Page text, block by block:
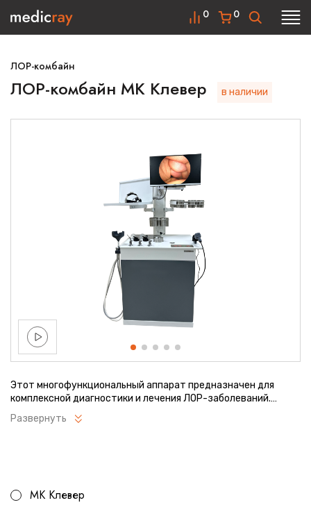
0
0
ЛОР-комбайн
ЛОР-комбайн МК Клевер в наличии
Этот многофункциональный аппарат предназначен для
комплексной диагностики и лечения ЛОР-заболеваний.
Современные технологии обеспечивают удобство работы
врача и комфорт пациента. Интегрированная система
Развернуть
МК Клевер